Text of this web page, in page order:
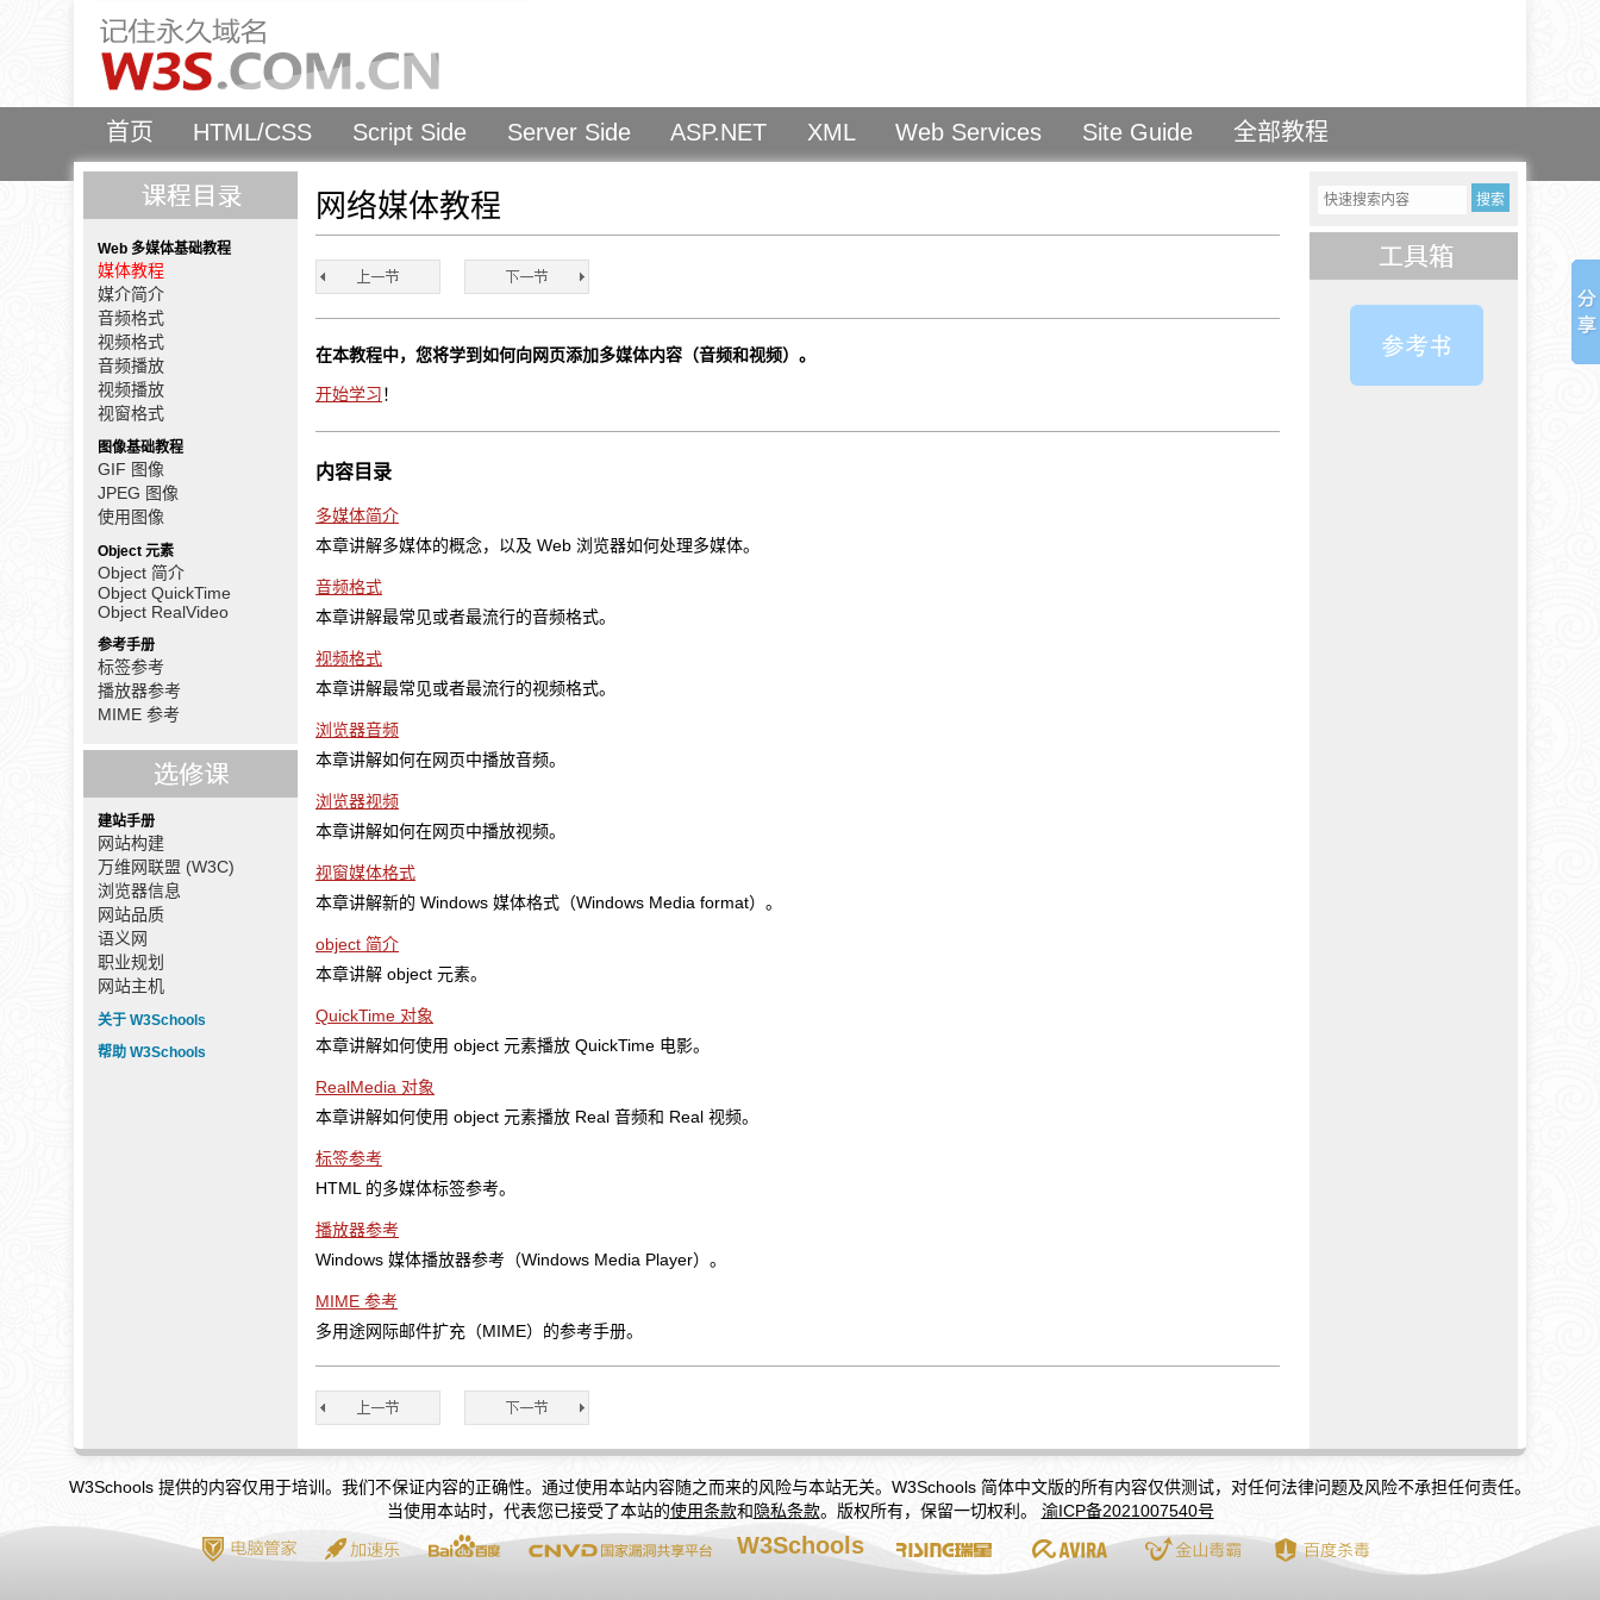
首页 HTML/CSS Script Side Server Side ASP.NET XML Web Services Site Guide 全部教程
Web 多媒体基础教程
媒体教程
媒介简介
音频格式
视频格式
音频播放
视频播放
视窗格式
图像基础教程
GIF 图像
JPEG 图像
使用图像
Object 元素
Object 简介
Object QuickTime
Object RealVideo
参考手册
标签参考
播放器参考
MIME 参考
建站手册
网站构建
万维网联盟 (W3C)
浏览器信息
网站品质
语义网
职业规划
网站主机
关于 W3Schools
帮助 W3Schools
网络媒体教程
在本教程中，您将学到如何向网页添加多媒体内容（音频和视频）。
开始学习！
内容目录
多媒体简介
本章讲解多媒体的概念，以及 Web 浏览器如何处理多媒体。
音频格式
本章讲解最常见或者最流行的音频格式。
视频格式
本章讲解最常见或者最流行的视频格式。
浏览器音频
本章讲解如何在网页中播放音频。
浏览器视频
本章讲解如何在网页中播放视频。
视窗媒体格式
本章讲解新的 Windows 媒体格式（Windows Media format）。
object 简介
本章讲解 object 元素。
QuickTime 对象
本章讲解如何使用 object 元素播放 QuickTime 电影。
RealMedia 对象
本章讲解如何使用 object 元素播放 Real 音频和 Real 视频。
标签参考
HTML 的多媒体标签参考。
播放器参考
Windows 媒体播放器参考（Windows Media Player）。
MIME 参考
多用途网际邮件扩充（MIME）的参考手册。
W3Schools 提供的内容仅用于培训。我们不保证内容的正确性。通过使用本站内容随之而来的风险与本站无关。W3Schools 简体中文版的所有内容仅供测试，对任何法律问题及风险不承担任何责任。
当使用本站时，代表您已接受了本站的使用条款和隐私条款。版权所有，保留一切权利。 渝ICP备2021007540号
W3Schools